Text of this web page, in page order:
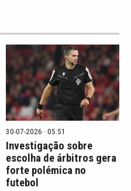
30-07-2026 · 05:51
Investigação sobre
escolha de árbitros gera
forte polémica no
futebol